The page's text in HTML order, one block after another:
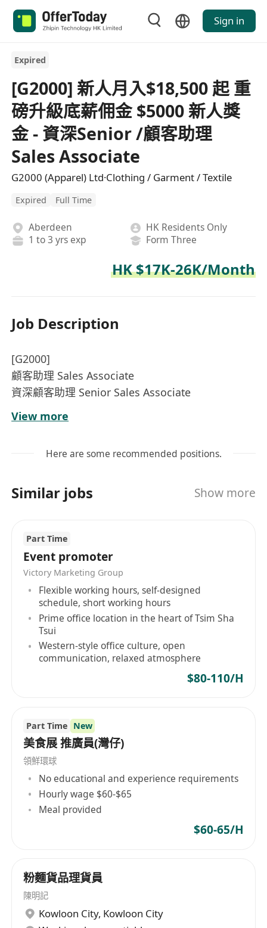
Sign in
Expired
[G2000] 新人月入$18,500 起 重
磅升級底薪佣金 $5000 新人獎
金 - 資深Senior /顧客助理
Sales Associate
G2000 (Apparel) Ltd·Clothing / Garment / Textile
Expired Full Time
Aberdeen
HK Residents Only
1 to 3 yrs exp
Form Three
HK $17K-26K/Month
Job Description
[G2000]
顧客助理 Sales Associate
資深顧客助理 Senior Sales Associate
月入可達$27,000
全新薪資福利重磅升級，底薪佣金全面調高
每月八天例假
新人保證佣金每月$3000
雙糧, 額外銷售獎金, 特別津貼
推薦人獎金
全薪婚假, 進修假, 恩恤假
醫療保險 ( 住院、西醫、中醫, 跌打針灸,物理治療)
員工購物優惠
良好晉升制度
完善職前及在職培訓
職責：
• 熱情接待顧客，提供專業的穿搭建議
績效指標
• 確保店鋪陳列美觀、貨品充足、擺放有序，營造舒
適購物環境
• 積極參與店鋪促銷活動推廣，提升品牌影響力及店
舖銷售額 要求：
• 中五或以上程度
• 對銷售工作充滿熱情，具備強烈的服務意識與銷售
客建立良好關係
• 能操流利廣東話， 略懂普通話及英語者優先考慮
• 有銷售相關工作經驗者優先
View more
Here are some recommended positions.
Similar jobs Show more
Part Time
Event promoter
Victory Marketing Group
Flexible working hours, self-designed
schedule, short working hours
Prime office location in the heart of Tsim Sha
Tsui
Western-style office culture, open
communication, relaxed atmosphere
$80-110/H
Part Time New
美食展 推廣員(灣仔)
領鮮環球
No educational and experience requirements
Hourly wage $60-$65
Meal provided
$60-65/H
粉麵貨品理貨員
陳明記
Kowloon City, Kowloon City